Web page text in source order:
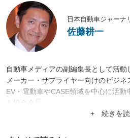
日本自動車ジャーナ
佐藤耕一
自動車メディアの副編集長として活
メーカー・サプライヤー向けのビジネ
EV・電動車やCASE領域を中心に活動
ト協会会員
+ 続きを